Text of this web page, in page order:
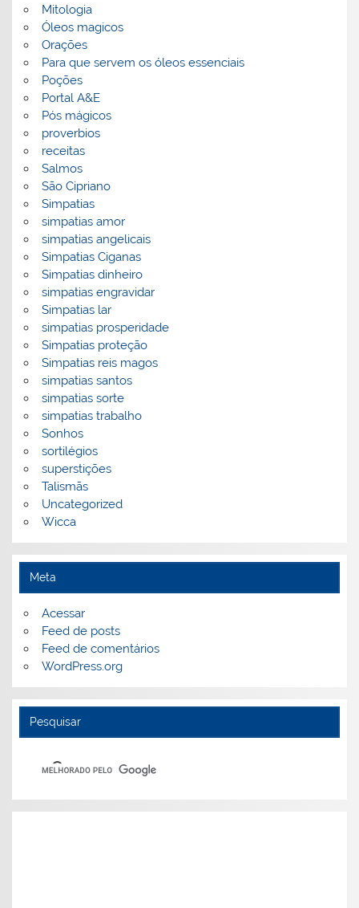
Mitologia
Óleos magicos
Orações
Para que servem os óleos essenciais
Poções
Portal A&E
Pós mágicos
proverbios
receitas
Salmos
São Cipriano
Simpatias
simpatias amor
simpatias angelicais
Simpatias Ciganas
Simpatias dinheiro
simpatias engravidar
Simpatias lar
simpatias prosperidade
Simpatias proteção
Simpatias reis magos
simpatias santos
simpatias sorte
simpatias trabalho
Sonhos
sortilégios
superstições
Talismãs
Uncategorized
Wicca
Meta
Acessar
Feed de posts
Feed de comentários
WordPress.org
Pesquisar